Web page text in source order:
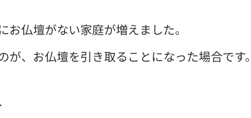
お仏壇がない家庭が増えました。
が、お仏壇を引き取ることになった場合です